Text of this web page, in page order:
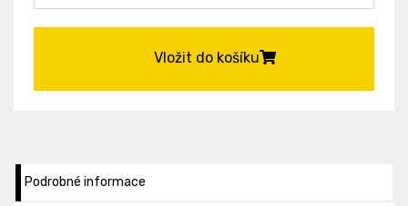
Vložit do košíku
Podrobné informace